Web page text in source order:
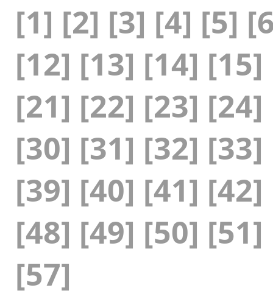
[1] [2] [3] [4] [5]
[12] [13] [14] [15]
[21] [22] [23] [24]
[30] [31] [32] [33]
[39] [40] [41] [42]
[48] [49] [50] [51]
[57]